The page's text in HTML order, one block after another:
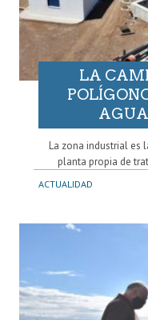
LA
La zona industrial es
planta propia de
ACTUALIDAD